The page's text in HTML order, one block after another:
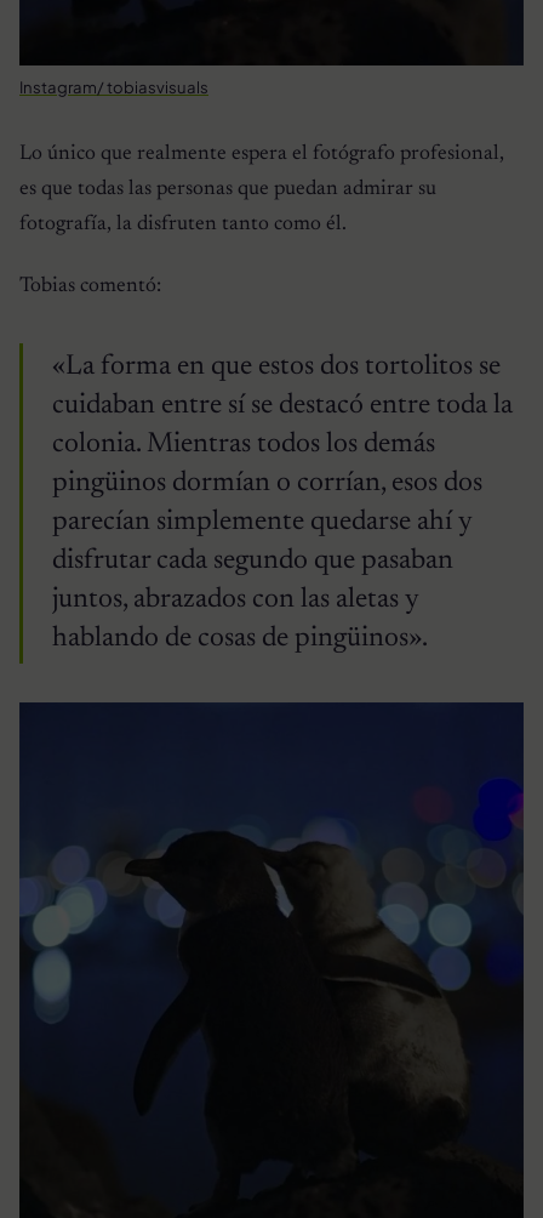
Instagram/ tobiasvisuals
Lo único que realmente espera el fotógrafo profesional,
es que todas las personas que puedan admirar su
fotografía, la disfruten tanto como él.
Tobias comentó:
«La forma en que estos dos tortolitos se
cuidaban entre sí se destacó entre toda la
colonia. Mientras todos los demás
pingüinos dormían o corrían, esos dos
parecían simplemente quedarse ahí y
disfrutar cada segundo que pasaban
juntos, abrazados con las aletas y
hablando de cosas de pingüinos».